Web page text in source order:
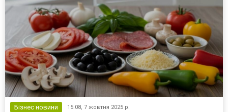
Бізнес новини 15:08, 7 жовтня 2025 р.